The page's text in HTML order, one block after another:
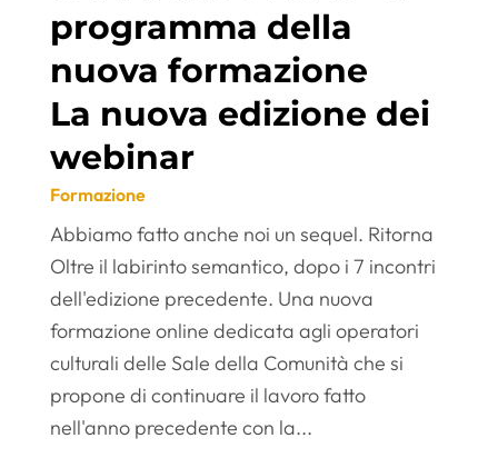
programma della
nuova formazione
La nuova edizione dei
webinar
Formazione
Abbiamo fatto anche noi un sequel. Ritorna
Oltre il labirinto semantico, dopo i 7 incontri
dell'edizione precedente. Una nuova
formazione online dedicata agli operatori
culturali delle Sale della Comunità che si
propone di continuare il lavoro fatto
nell'anno precedente con la...